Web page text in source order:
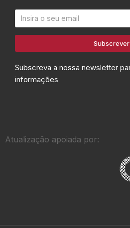
Subscrever
Subscreva a nossa newsletter
informações
Atualização apoiada por: